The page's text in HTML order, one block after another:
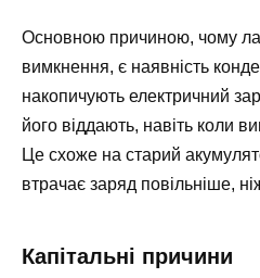
Основною причиною, чому
вимкнення, є наявність
накопичують електричний
його віддають, навіть коли
Це схоже на старий
втрачає заряд повільніше,
Капітальні причини